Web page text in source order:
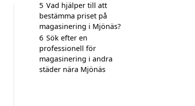
5 Vad hjälper till att
bestämma priset på
magasinering i Mjönäs?
6 Sök efter en
professionell för
magasinering i andra
städer nära Mjönäs